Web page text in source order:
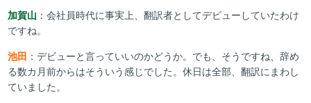
加賀山 ：会社員時代に事実上、翻訳者としてデビューしていたわけ
ですね。
池田 ：デビューと言っていいのかどうか。でも、そうですね、辞め
る数カ月前からはそういう感じでした。休日は全部、翻訳にまわし
ていました。